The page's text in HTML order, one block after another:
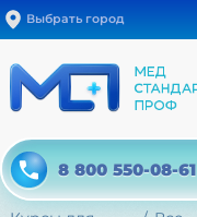
Выбрать город
8 800 550-08-61